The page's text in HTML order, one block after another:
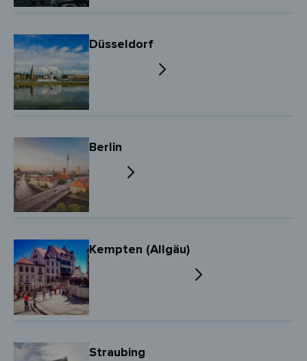
Düsseldorf
Berlin
Kempten (Allgäu)
Straubing